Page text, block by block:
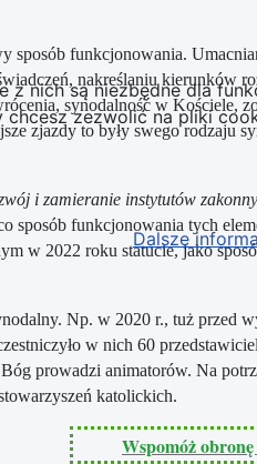
sposób funkcjonowania.
nakreślaniu kierunków
synodalność w Kościele,
zjazdy to były swego rodzaju
i zamieranie instytutów
funkcjonowania tych
w 2022 roku statucie, jako
Np. w 2020 r., tuż
w nich 60
prowadzi animatorów. Na
katolickich.
Wspomóż
nich są niezbędne dla
zezwolić na pliki
Dalsze